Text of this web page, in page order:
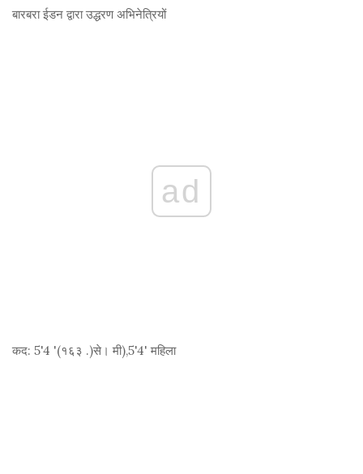
बारबरा ईडन द्वारा उद्धरणअभिनेत्रियों
ad
कद: 5'4 '(१६३ .)से। मी),5'4' महिला